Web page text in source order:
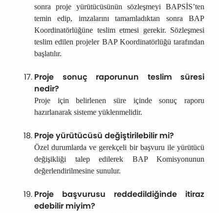
sonra proje yürütücüsünün sözleşmeyi BAPSİS’ten
temin edip, imzalarını tamamladıktan sonra BAP
Koordinatörlüğüne teslim etmesi gerekir. Sözleşmesi
teslim edilen projeler BAP Koordinatörlüğü tarafından
başlatılır.
Proje sonuç raporunun teslim süresi
nedir?
Proje için belirlenen süre içinde sonuç raporu
hazırlanarak sisteme yüklenmelidir.
Proje yürütücüsü değiştirilebilir mi?
Özel durumlarda ve gerekçeli bir başvuru ile yürütücü
değişikliği talep edilerek BAP Komisyonunun
değerlendirilmesine sunulur.
Proje başvurusu reddedildiğinde itiraz
edebilir miyim?